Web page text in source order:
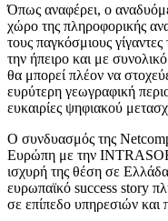
Όπως αναφέρει, ο
χώρο της πληροφορικής
τους παγκόσμιους
την ήπειρο και με
θα μπορεί πλέον να
ευρύτερη γεωγραφική
ευκαιρίες ψηφιακού
Ο συνδυασμός της
Ευρώπη με την
ισχυρή της θέση σε
ευρωπαϊκό success story
σε επίπεδο υπηρεσιών